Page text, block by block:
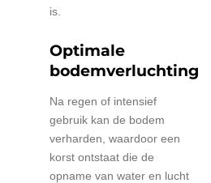
is.
Optimale
bodemverluchting
Na regen of intensief
gebruik kan de bodem
verharden, waardoor een
korst ontstaat die de
opname van water en lucht